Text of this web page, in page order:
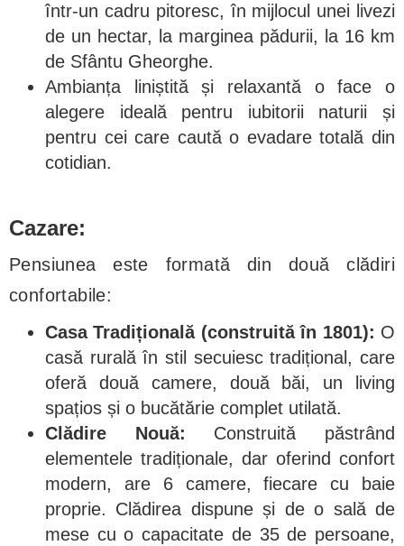
într-un cadru pitoresc, în mijlocul unei livezi
de un hectar, la marginea pădurii, la 16 km
de Sfântu Gheorghe.
Ambianța liniștită și relaxantă o face o
alegere ideală pentru iubitorii naturii și
pentru cei care caută o evadare totală din
cotidian.
Cazare:
Pensiunea este formată din două clădiri
confortabile:
Casa Tradițională (construită în 1801): O
casă rurală în stil secuiesc tradițional, care
oferă două camere, două băi, un living
spațios și o bucătărie complet utilată.
Clădire Nouă: Construită păstrând
elementele tradiționale, dar oferind confort
modern, are 6 camere, fiecare cu baie
proprie. Clădirea dispune și de o sală de
mese cu o capacitate de 35 de persoane,